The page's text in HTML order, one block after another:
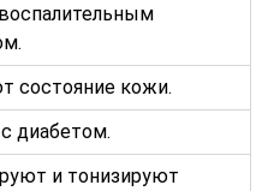
состояние кожи.
диабетом.
и тонизируют